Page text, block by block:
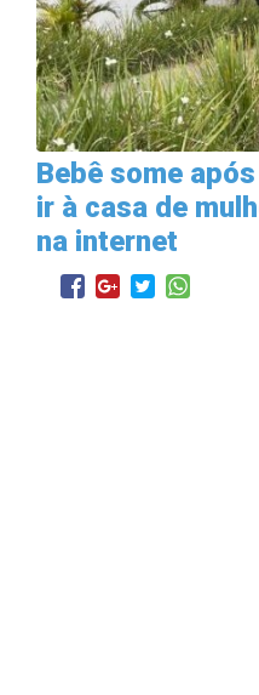
Bebê some
ir à casa de
na internet